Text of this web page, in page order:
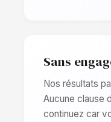
Sans
Nos résultats
Aucune clause
continuez car